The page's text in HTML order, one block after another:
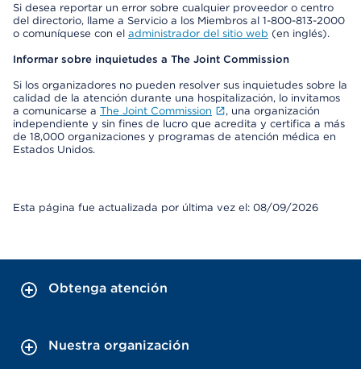
Si desea reportar un error sobre cualquier proveedor o centro
del directorio, llame a Servicio a los Miembros al 1-800-813-2000
o comuníquese con el administrador del sitio web (en inglés).
Informar sobre inquietudes a The Joint Commission
Si los organizadores no pueden resolver sus inquietudes sobre la
calidad de la atención durante una hospitalización, lo invitamos
a comunicarse a The Joint Commission
, una organización
independiente y sin fines de lucro que acredita y certifica a más
de 18,000 organizaciones y programas de atención médica en
Estados Unidos.
Esta página fue actualizada por última vez el: 08/09/2026
Obtenga atención
Nuestra organización